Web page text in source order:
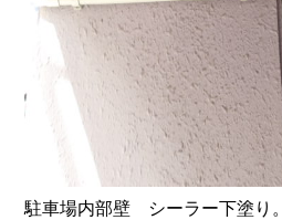
駐車場内部壁 シーラー下塗り。